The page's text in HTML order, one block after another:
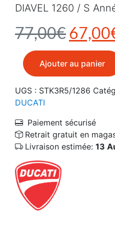
77,00€Le
67,00
DIAVEL 1260 / S
quantité de 46110424C
Ajouter au panier
UGS : STK3R5/1286
DUCATI
Paiement sécurisé
Retrait gratuit en
Livraison estimée: 13